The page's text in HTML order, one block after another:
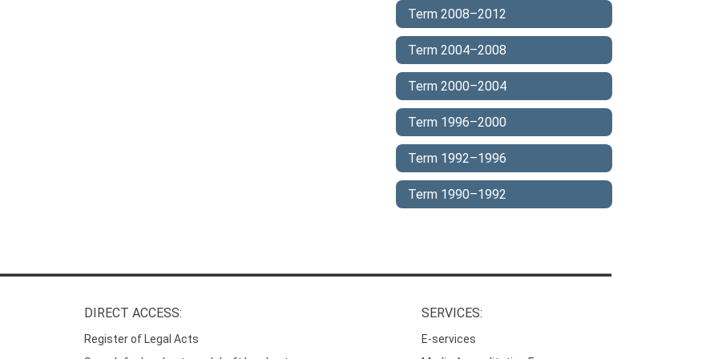
Term 2008–2012
Term 2004–2008
Term 2000–2004
Term 1996–2000
Term 1992–1996
Term 1990–1992
DIRECT ACCESS:
Register of Legal Acts
SERVICES:
E-services